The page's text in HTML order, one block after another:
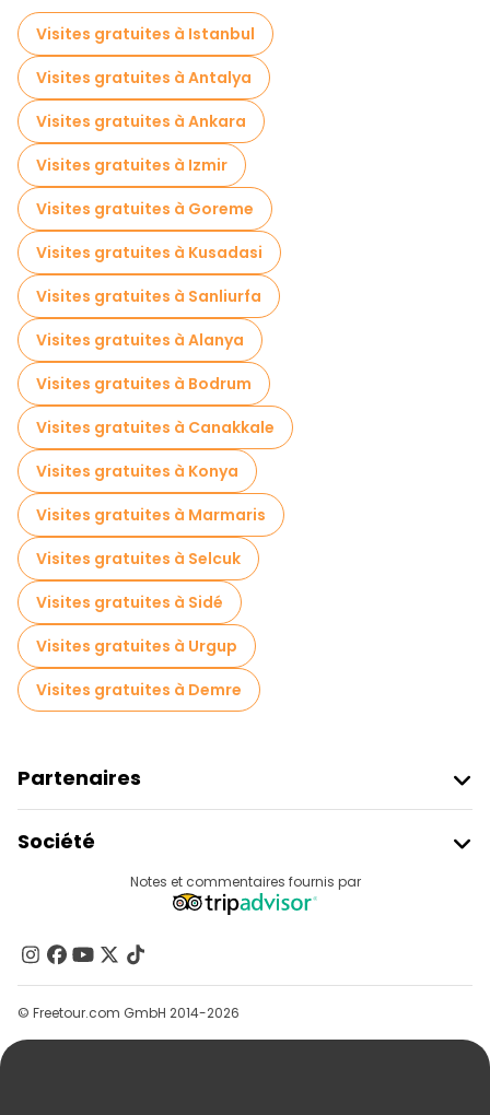
Excursions d'une journée gratuites à Nevsehir
Visites nocturnes gratuites à Nevsehir
Tours à vélo à Nevsehir
Visites gastronomiques à Nevsehir
Visites gratuites à proximité Uchisar Castle
Visites gratuites à proximité Pigeon Valley
Visites gratuites à Istanbul
Visites gratuites à Antalya
Visites gratuites à Ankara
Visites gratuites à Izmir
Visites gratuites à Goreme
Visites gratuites à Kusadasi
Visites gratuites à Sanliurfa
Visites gratuites à Alanya
Visites gratuites à Bodrum
Visites gratuites à Canakkale
Visites gratuites à Konya
Visites gratuites à Marmaris
Visites gratuites à Selcuk
Visites gratuites à Sidé
Visites gratuites à Urgup
Visites gratuites à Demre
Partenaires
Connexion Du Fournisseur
Programme D’affiliation
Société
Contactez-Nous
Groupes
Aide
Notes et commentaires fournis par
© Freetour.com GmbH 2014-2026